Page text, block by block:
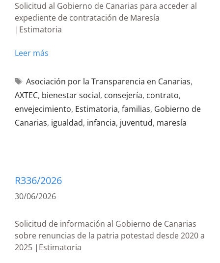
Solicitud al Gobierno de Canarias para acceder al
expediente de contratación de Maresía
|Estimatoria
Leer más
Asociación por la Transparencia en Canarias,
AXTEC, bienestar social, consejería, contrato,
envejecimiento, Estimatoria, familias, Gobierno de
Canarias, igualdad, infancia, juventud, maresía
R336/2026
30/06/2026
Solicitud de información al Gobierno de Canarias
sobre renuncias de la patria potestad desde 2020 a
2025 |Estimatoria